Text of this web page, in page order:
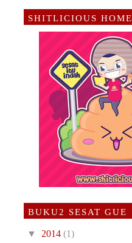
SHITLICIOUS HOME
BUKU2 SESAT GUE
▼ 2014 (1)